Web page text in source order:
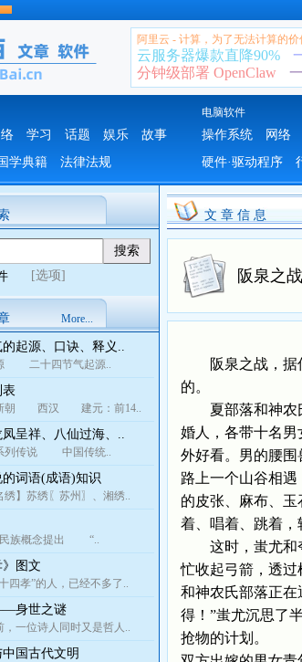
阿里云 - 计算，为了无法计算的价
云服务器爆款直降90%
分钟级部署 OpenClaw
电脑软件
学习 话题 娱乐
故事
学典籍 法律法规
操作系统 网络
硬件·驱动程序
[选项]
More...
起源、口诀、释义..
二十四节气起源..
表
朝 西汉 建元：前14..
呈祥、八仙过海、..
传说 中国传统..
词语(成语)知识
】苏绣〖苏州〗、湘绣..
族概念提出 “..
》图文
孝”的人，已经不多了..
身世之谜
，一位诗人同时又是哲人..
国古代文明
文 章 信 息
阪泉之战
阪泉之战，据传
的。
夏部落和神农氏
婚人，各带十名
外好看。男的腰
路上一个山谷相
的皮张、麻布、
着、唱着、跳着，
这时，蚩尤和夸
忙收起弓箭，透
和神农氏部落正在
得！”蚩尤沉思了
抢物的计划。